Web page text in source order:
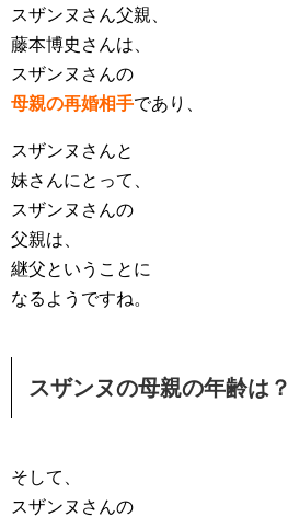
スザンヌさん父親、
藤本博史さんは、
スザンヌさんの
母親の再婚相手であり、
スザンヌさんと
妹さんにとって、
スザンヌさんの
父親は、
継父ということに
なるようですね。
スザンヌの母親の年齢は？
そして、
スザンヌさんの